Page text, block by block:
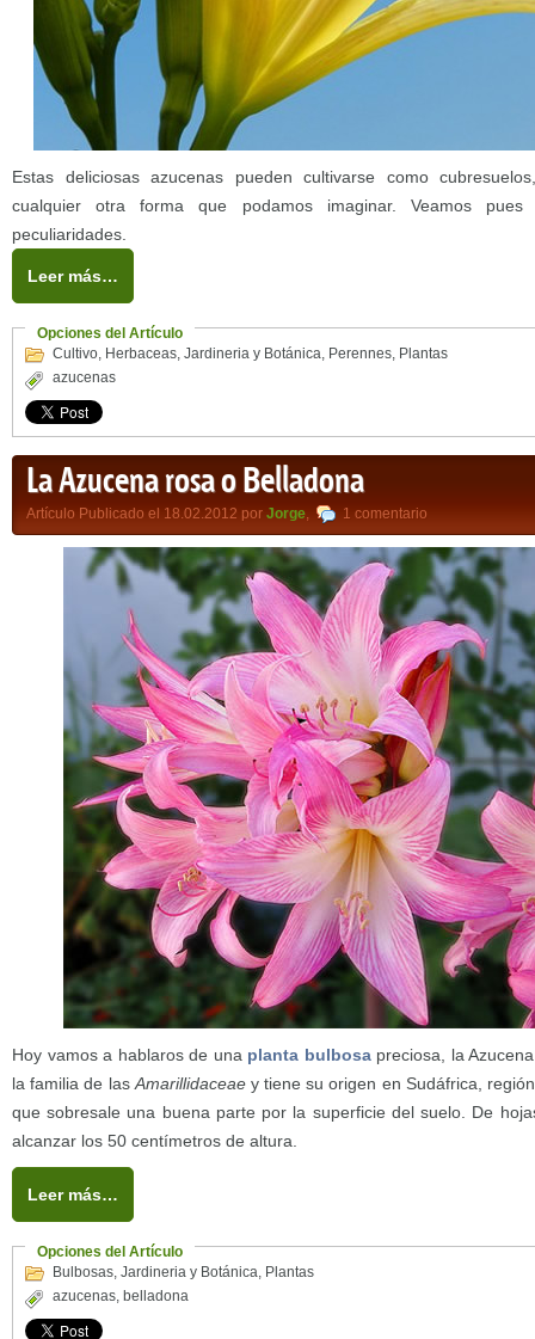
Estas deliciosas azucenas pueden cultivarse como
cualquier otra forma que podamos imaginar. Veamos
peculiaridades.
Leer más…
Opciones del Artículo
Cultivo, Herbaceas, Jardineria y Botánica, Perennes, Plantas
azucenas
La Azucena rosa o Belladona
Artículo Publicado el 18.02.2012 por Jorge, 1 comentario
Hoy vamos a hablaros de una planta bulbosapreciosa, la
la familia de las Amarillidaceaey tiene su origen en Sudáfrica,
que sobresale una buena parte por la superficie del suelo. De
alcanzar los 50 centímetros de altura.
Leer más…
Opciones del Artículo
Bulbosas, Jardineria y Botánica, Plantas
azucenas, belladona